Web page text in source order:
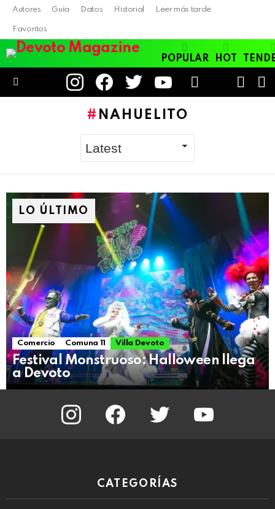
Autores Guía Datos Historial Leer más tarde
Favoritos
POPULAR HOT
instagramfacebooktwitter youtube
SKIN
NAHUELITO
LO ÚLTIMO
Comercio Comuna 11 Villa Devoto
Festival Monstruoso: Halloween llega
a Devoto
instagram facebook twitter
CATEGORÍAS